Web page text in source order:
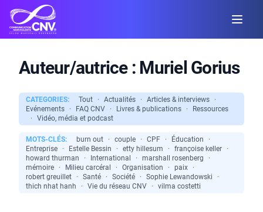
Auteur/autrice : Muriel Gorius
CATEGORIES: Tout · Actualités · Articles & interviews
·
Evénements
· FAQ CNV · Livres & publications ·
Ressources
·
Vidéo, média et podcast
MOTS-CLÉS: burn out · couple · CPF · Éducation
·
Entreprise
· Estelle Bessin · etty hillesum · françoise keller
·
howard thurman
· International · marshall rosenberg
·
mémoire
· Milieu carcéral · Organisation · paix
·
robert greuillet
· Santé · Société · Sophie Lewandowski
·
thich nhat hanh
· Vie du réseau CNV · vilma costetti